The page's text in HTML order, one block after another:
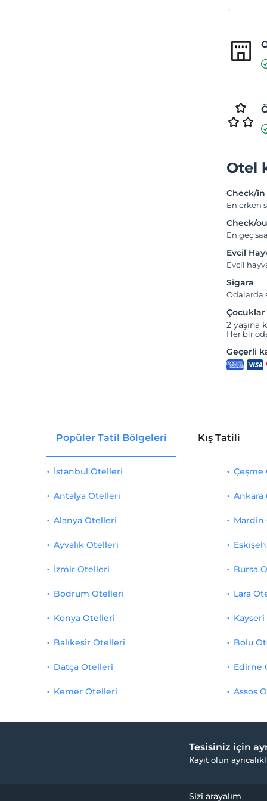
Otel
Check/in
En erken
Check/
En geç
Evcil
Evcil
Sigara
Odalarda
Çocuklar
2 yaşına
Her bir
Geçerli
Popüler Tatil Bölgeleri Kış Tatili
İstanbul Otelleri
Antalya Otelleri
Alanya Otelleri
Ayvalık Otelleri
İzmir Otelleri
Çeşme
Ankara
Mardin
Bursa
Bodrum Otelleri
Konya Otelleri
Balıkesir Otelleri
Datça Otelleri
Kemer Otelleri
Lara
Bolu
Edirne
Assos
Tesisiniz için
Kayıt olun
Sizi arayalım